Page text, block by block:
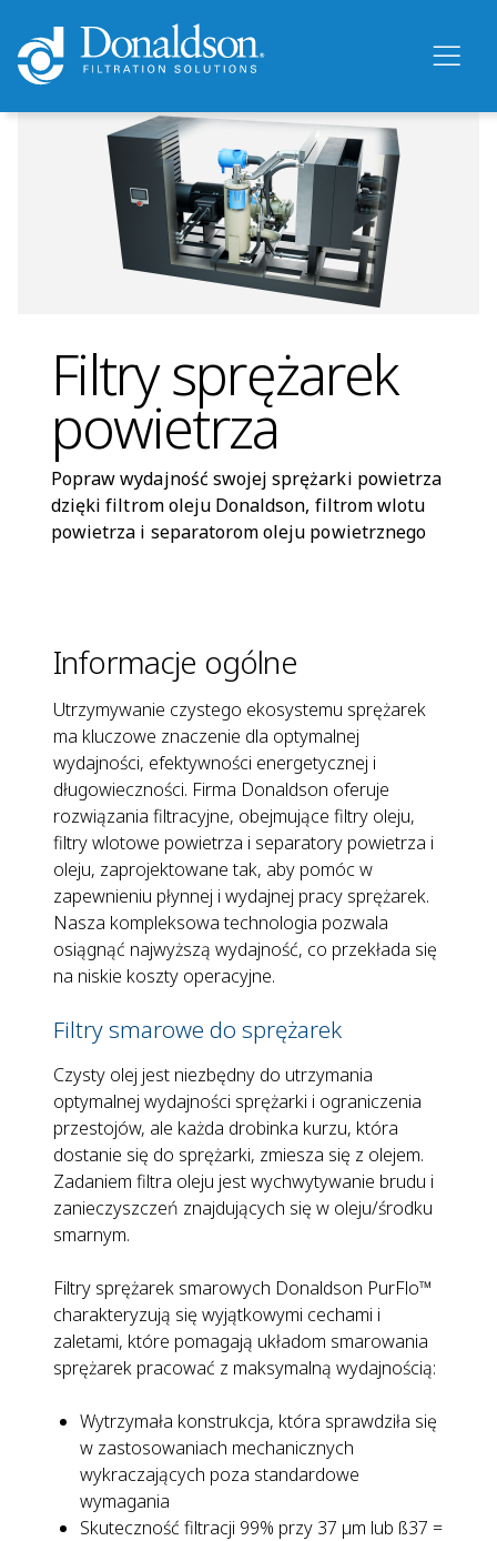
Filtry sprężarek
powietrza
Popraw wydajność swojej sprężarki powietrza
dzięki filtrom oleju Donaldson, filtrom wlotu
powietrza i separatorom oleju powietrznego
Informacje ogólne
Utrzymywanie czystego ekosystemu sprężarek
ma kluczowe znaczenie dla optymalnej
wydajności, efektywności energetycznej i
długowieczności. Firma Donaldson oferuje
rozwiązania filtracyjne, obejmujące filtry oleju,
filtry wlotowe powietrza i separatory powietrza i
oleju, zaprojektowane tak, aby pomóc w
zapewnieniu płynnej i wydajnej pracy sprężarek.
Nasza kompleksowa technologia pozwala
osiągnąć najwyższą wydajność, co przekłada się
na niskie koszty operacyjne.
Filtry smarowe do sprężarek
Czysty olej jest niezbędny do utrzymania
optymalnej wydajności sprężarki i ograniczenia
przestojów, ale każda drobinka kurzu, która
dostanie się do sprężarki, zmiesza się z olejem.
Zadaniem filtra oleju jest wychwytywanie brudu i
zanieczyszczeń znajdujących się w oleju/środku
smarnym.
Filtry sprężarek smarowych Donaldson PurFlo™
charakteryzują się wyjątkowymi cechami i
zaletami, które pomagają układom smarowania
sprężarek pracować z maksymalną wydajnością:
Wytrzymała konstrukcja, która sprawdziła się
w zastosowaniach mechanicznych
wykraczających poza standardowe
wymagania
Skuteczność filtracji 99% przy 37 µm lub ß37 =